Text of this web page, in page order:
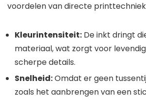
voordelen van directe
Kleurintensiteit: De inkt dringt
materiaal, wat zorgt voor
scherpe details.
Snelheid:Omdat er geen
zoals het aanbrengen van een